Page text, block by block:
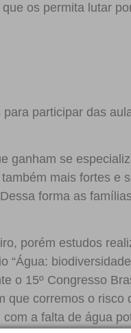
os permita lutar
participar das
ganham se
mais fortes e
forma as
porém estudos
“Água:
o 15º Congresso
que corremos o risco
a falta de água